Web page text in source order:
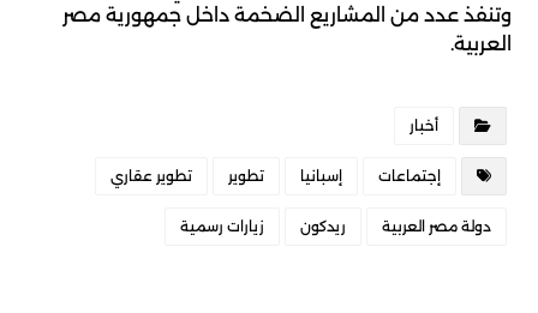
وتنفذ عدد من المشاريع الضخمة داخل جمهورية مصر
العربية.
أخبار
إجتماعات إسبانيا تطوير تطوير عقاري
دولة مصر العربية ريدكون زيارات رسمية